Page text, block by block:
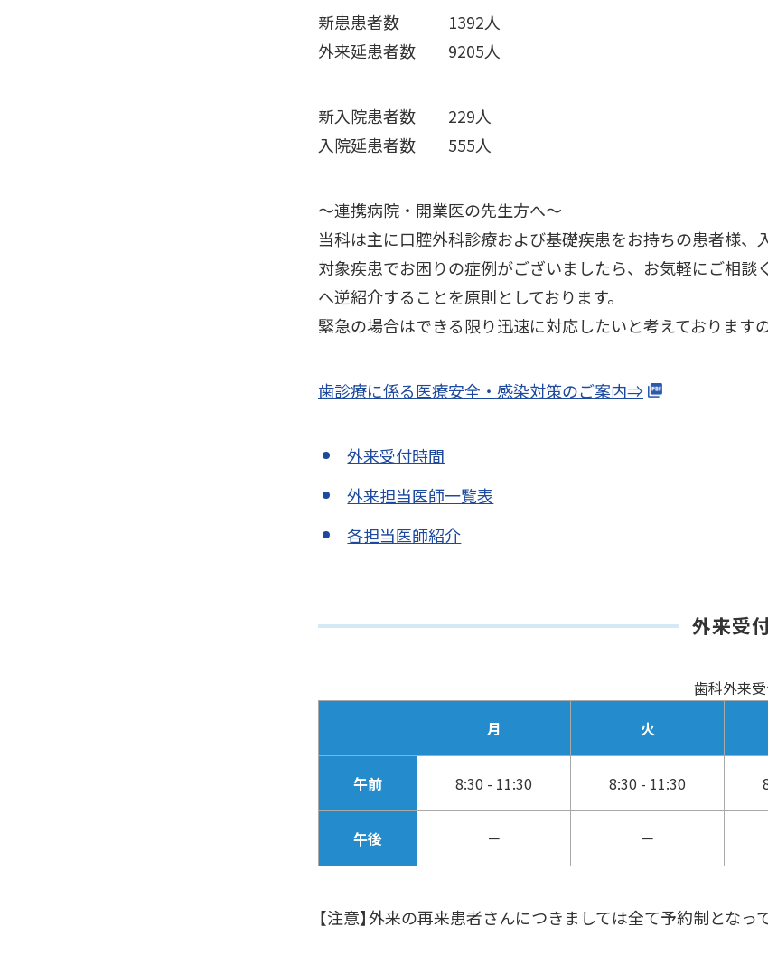
新患患者数 1392人
外来延患者数 9205人
新入院患者数 229人
入院延患者数 555人
～連携病院・開業医の先生方へ～
当科は主に口腔外科診療および基礎疾患をお持ちの患者様、
対象疾患でお困りの症例がございましたら、お気軽にご相
へ逆紹介することを原則としております。
緊急の場合はできる限り迅速に対応したいと考えております
歯診療に係る医療安全・感染対策のご案内⇒
外来受付時間
外来担当医師一覧表
各担当医師紹介
外来受
歯科外来
月
火
午前 8:30 - 11:30 8:30 - 11:30
午後 － －
【注意】外来の再来患者さんにつきましては全て予約制となっ